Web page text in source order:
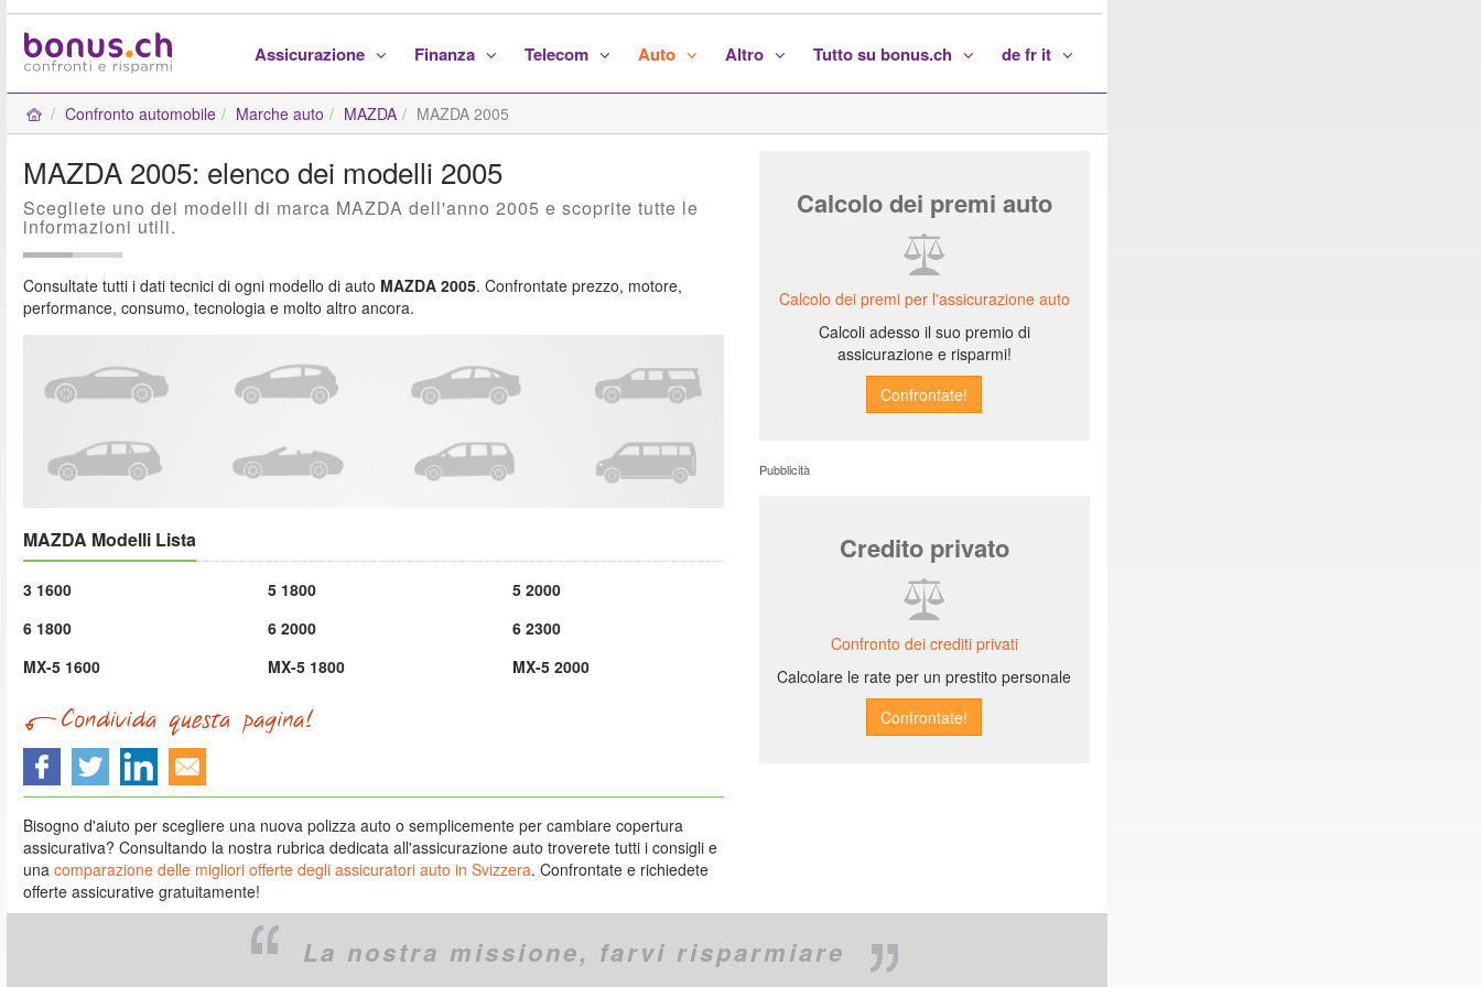
Assicurazione Finanza Telecom Auto Altro Tutto su bonus.ch de fr it
Confronto automobile Marche auto MAZDA MAZDA 2005
MAZDA 2005: elenco dei modelli 2005
Scegliete uno dei modelli di marca MAZDA dell'anno 2005 e scoprite tutte le
informazioni utili.
Consultate tutti i dati tecnici di ogni modello di auto MAZDA 2005. Confrontate prezzo, motore,
performance, consumo, tecnologia e molto altro ancora.
MAZDA Modelli Lista
3 1600 5 1800
5 2000
6 1800
6 2000
6 2300
MX-5 1600
MX-5 1800 MX-5 2000
Bisogno d'aiuto per scegliere una nuova polizza auto o semplicemente per cambiare copertura
assicurativa? Consultando la nostra rubrica dedicata all'assicurazione auto troverete tutti i consigli e
una comparazione delle migliori offerte degli assicuratori auto in Svizzera. Confrontate e richiedete
offerte assicurative gratuitamente!
Calcolo dei premi auto
Calcolo dei premi per l'assicurazione auto
Calcoli adesso il suo premio di
assicurazione e risparmi!
Pubblicità
Credito privato
Confronto dei crediti privati
Calcolare le rate per un prestito personale
La nostra missione, farvi risparmiare